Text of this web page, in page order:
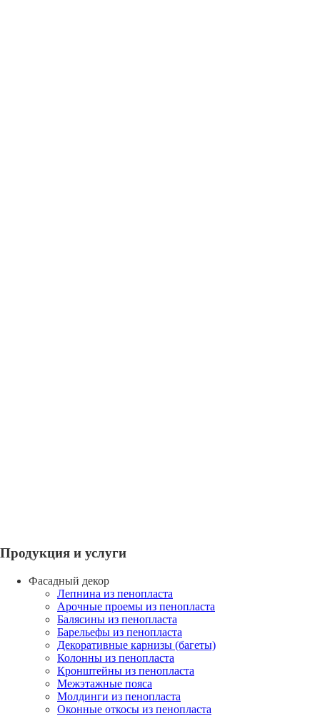
Продукция и услуги
Фасадный декор
Лепнина из пенопласта
Арочные проемы из пенопласта
Балясины из пенопласта
Барельефы из пенопласта
Декоративные карнизы (багеты)
Колонны из пенопласта
Кронштейны из пенопласта
Межэтажные пояса
Молдинги из пенопласта
Оконные откосы из пенопласта